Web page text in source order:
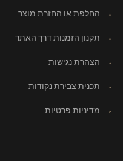
החלפת או החזרת מוצר
תקנון הזמנות דרך האתר
הצהרת נגישות
תכנית צבירת נקודות
מדיניות פרטיות